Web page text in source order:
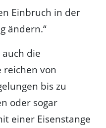
Einbruch in der
ändern.“
die
reichen von
bis zu
oder sogar
einer Eisenstange